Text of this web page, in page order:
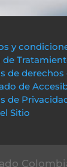
y
de
de
de
de
Sitio